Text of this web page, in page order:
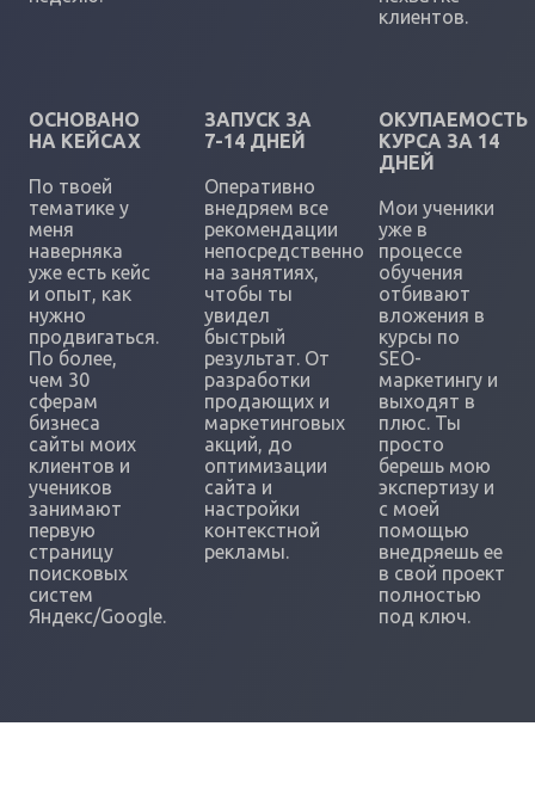
клиентов.
ОСНОВАНО
НА КЕЙСАХ
По твоей
тематике у
меня
наверняка
уже есть кейс
и опыт, как
нужно
продвигаться.
По более,
чем 30
сферам
бизнеса
сайты моих
клиентов и
учеников
занимают
первую
страницу
поисковых
систем
Яндекс/Google.
ЗАПУСК ЗА
7-14 ДНЕЙ
Оперативно
внедряем все
рекомендации
непосредственно
на занятиях,
чтобы ты
увидел
быстрый
результат. От
разработки
продающих и
маркетинговых
акций, до
оптимизации
сайта и
настройки
контекстной
рекламы.
ОКУПАЕМОСТЬ
КУРСА ЗА 14
ДНЕЙ
Мои ученики
уже в
процессе
обучения
отбивают
вложения в
курсы по
SEO-
маркетингу и
выходят в
плюс. Ты
просто
берешь мою
экспертизу и
с моей
помощью
внедряешь ее
в свой проект
полностью
под ключ.